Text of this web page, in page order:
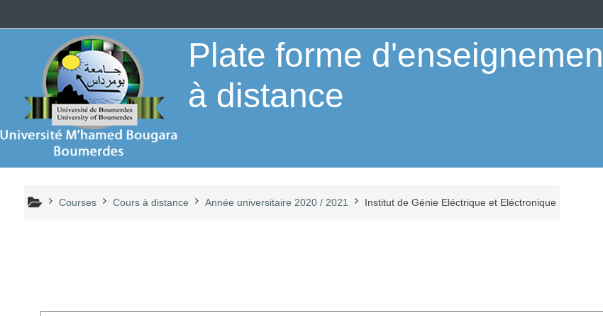
Plate forme
à distance
Courses Cours à distance Année universitaire 2020 / 2021 Institut de Génie Eléctrique et Eléctronique